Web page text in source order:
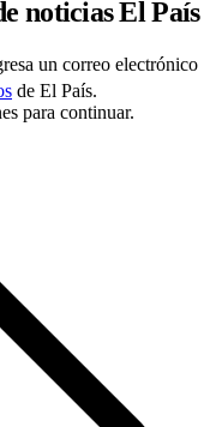
noticias El País
un correo electrónico
de El País.
para continuar.